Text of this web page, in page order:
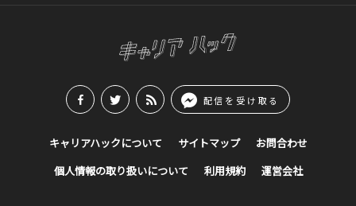
配信を受け取る
キャリアハックについて サイトマップ お問合わせ
個人情報の取り扱いについて 利用規約 運営会社